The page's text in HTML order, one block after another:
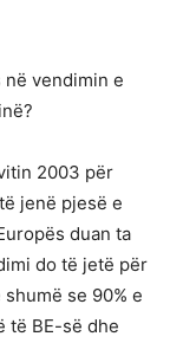
vendimin e
2003 për
jenë pjesë e
duan ta
do të jetë për
se 90% e
të BE-së dhe